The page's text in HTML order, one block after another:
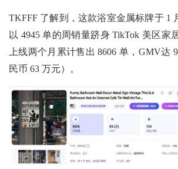
TKFFF 了解到，这款浴室金属标牌于 1
以 4945 单的周销量跻身 TikTok 美区家
上线两个月累计售出 8606 单，GMV达
民币 63 万元）。